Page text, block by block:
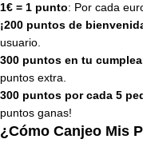
1€ = 1 punto: Por cada
¡200 puntos de
usuario.
300 puntos en tu
puntos extra.
300 puntos por cada 5
puntos ganas!
¿Cómo Canjeo Mis